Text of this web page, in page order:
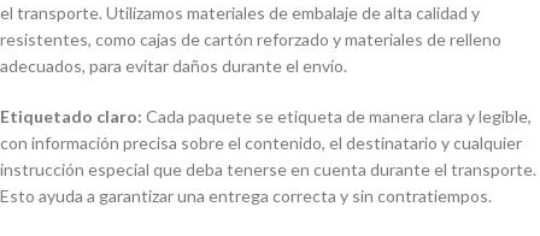
el transporte. Utilizamos materiales de embalaje de alta calidad y
resistentes, como cajas de cartón reforzado y materiales de relleno
adecuados, para evitar daños durante el envío.
Etiquetado claro: Cada paquete se etiqueta de manera clara y legible,
con información precisa sobre el contenido, el destinatario y cualquier
instrucción especial que deba tenerse en cuenta durante el transporte.
Esto ayuda a garantizar una entrega correcta y sin contratiempos.